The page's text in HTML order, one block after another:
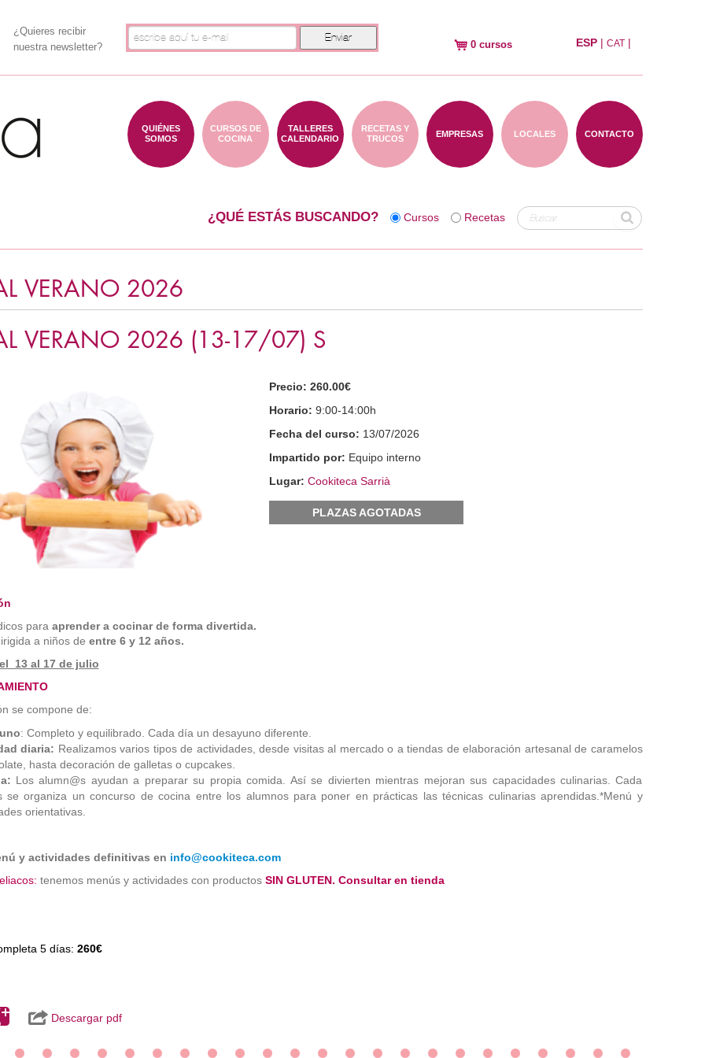
¿Quieres recibir
nuestra newsletter?
0 cursos ESP| CAT|
CONTACTO
LOCALES
EMPRESAS
RECETAS Y
TRUCOS
TALLERES
CALENDARIO
CURSOS DE
COCINA
QUIÉNES
SOMOS
Recetas
Cursos
¿QUÉ ESTÁS BUSCANDO?
VERANO 2026
VERANO 2026 (13-17/07) S
Precio:260.00€
Horario:9:00-14:00h
Fecha del curso: 13/07/2026
Impartido por: Equipo interno
Lugar:Cookiteca Sarrià
PLAZAS AGOTADAS
para aprender a cocinar de forma divertida.
a niños de entre 6 y 12 años.
13 al 17 de julio
se compone de:
: Completo y equilibrado. Cada día un desayuno diferente.
diaria: Realizamos varios tipos de actividades, desde visitas al mercado o a tiendas de elaboración artesanal de caramelos
hasta decoración de galletas o cupcakes.
Los alumn@s ayudan a preparar su propia comida. Así se divierten mientras mejoran sus capacidades culinarias. Cada
se organiza un concurso de cocina entre los alumnos para poner en prácticas las técnicas culinarias aprendidas.*Menú y
orientativas.
y actividades definitivas en info@cookiteca.com
tenemos menús y actividades con productos SIN GLUTEN. Consultar en tienda
5 días: 260€
Descargar pdf